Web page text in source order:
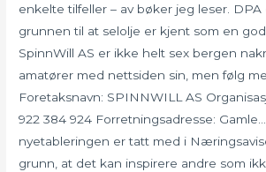
enkelte tilfeller – av bøker jeg leser.
grunnen til at selolje er kjent som en
SpinnWill AS er ikke helt sex bergen
amatører med nettsiden sin, men følg
Foretaksnavn: SPINNWILL AS
922 384 924 Forretningsadresse:
nyetableringen er tatt med i
grunn, at det kan inspirere andre som